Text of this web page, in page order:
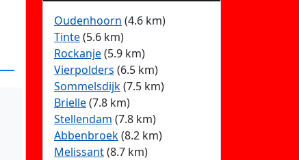
Oudenhoorn (4.6 km)
Tinte(5.6 km)
Rockanje(5.9 km)
Vierpolders (6.5 km)
Sommelsdijk(7.5 km)
Brielle(7.8 km)
Stellendam (7.8 km)
Abbenbroek(8.2 km)
Melissant(8.7 km)